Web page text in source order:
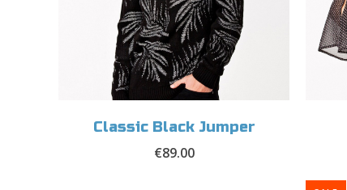
Classic Black Jumper
€89.00